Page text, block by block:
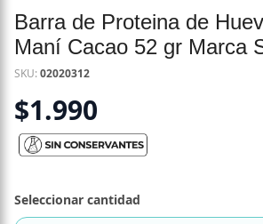
Barra de Proteina de
Maní Cacao 52 gr Marca
SKU:02020312
$1.990
Seleccionar cantidad